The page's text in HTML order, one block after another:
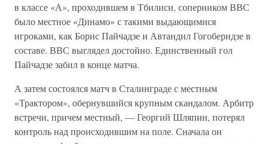
в классе «А», проходившем в Тбилиси, соперником ВВС
было местное «Динамо» с такими выдающимися
игроками, как Борис Пайчадзе и Автандил Гогоберидзе в
составе. ВВС выглядел достойно. Единственный гол
Пайчадзе забил в конце матча.
А затем состоялся матч в Сталинграде с местным
«Трактором», обернувшийся крупным скандалом. Арбитр
встречи, причем местный, — Георгий Шляпин, потерял
контроль над происходившим на поле. Сначала он